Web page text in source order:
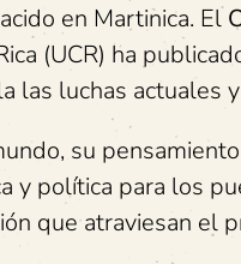
en Martinica. El
(UCR) ha
las luchas actuales
su
y política para los
que atraviesan el